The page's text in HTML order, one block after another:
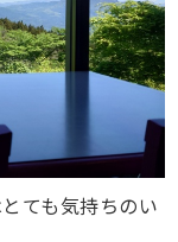
ても気持ちのい